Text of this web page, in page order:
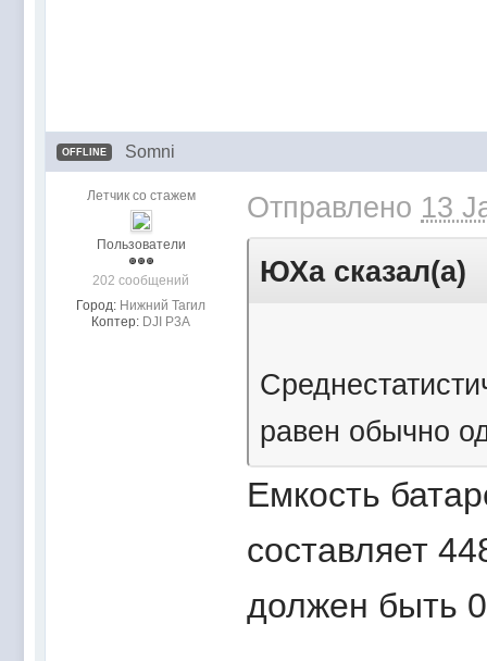
OFFLINE Somni
Летчик со стажем
Пользователи
202 сообщений
Город: Нижний Тагил
Коптер: DJI P3A
Отправлено 13
ЮХа сказал(а)
равен обычно
Емкость
составляет
должен быть